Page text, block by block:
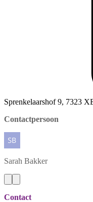
Sprenkelaarshof 9, 7323
Contactpersoon
Sarah Bakker
Contact